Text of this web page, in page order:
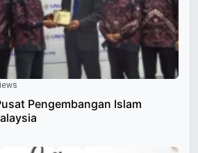
Pengembangan Islam